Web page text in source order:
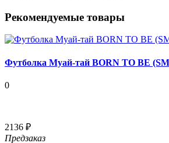
Рекомендуемые товары
Футболка Муай-тай BORN TO BE
0
2136 ₽
Предзаказ